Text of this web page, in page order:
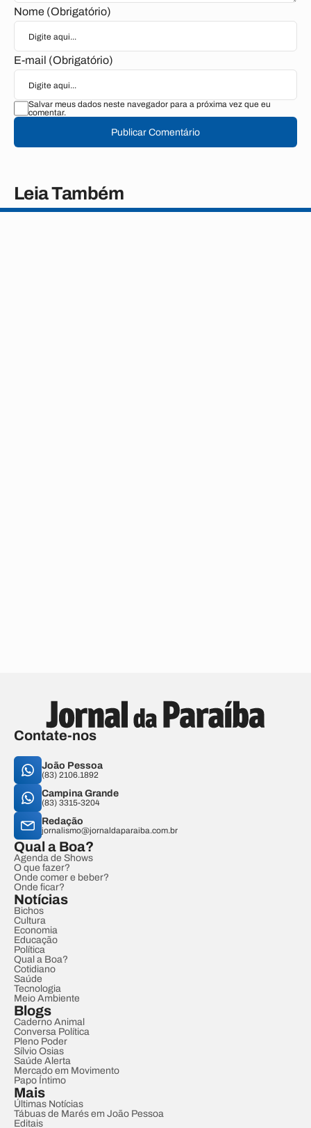
Nome (Obrigatório)
E-mail (Obrigatório)
Salvar meus dados neste navegador para a próxima vez que eu
comentar.
Publicar Comentário
Leia Também
Contate-nos
João Pessoa
(83) 2106.1892
Campina Grande
(83) 3315-3204
Redação
jornalismo@jornaldaparaiba.com.br
Qual a Boa?
Agenda de Shows
O que fazer?
Onde comer e beber?
Onde ficar?
Notícias
Bichos
Cultura
Economia
Educação
Política
Qual a Boa?
Cotidiano
Saúde
Tecnologia
Meio Ambiente
Blogs
Caderno Animal
Conversa Política
Pleno Poder
Sílvio Osias
Saúde Alerta
Mercado em Movimento
Papo Íntimo
Mais
Últimas Notícias
Tábuas de Marés em João Pessoa
Editais